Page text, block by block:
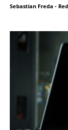
Sebastian Freda -